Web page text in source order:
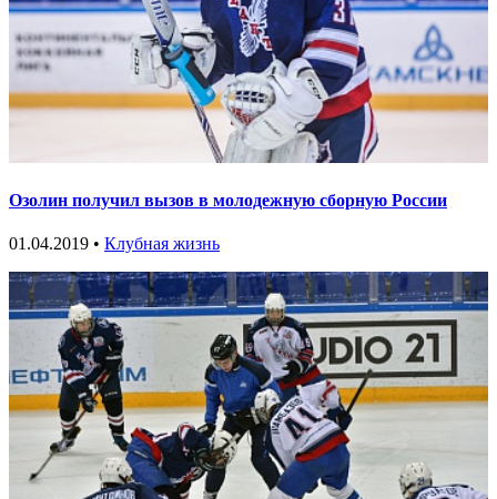
Озолин получил вызов в молодежную сборную России
01.04.2019 • Клубная жизнь